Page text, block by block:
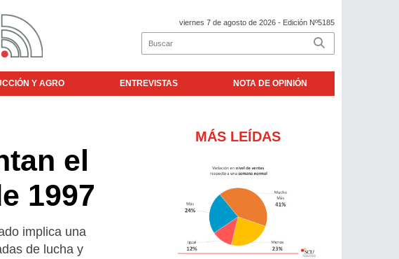
viernes 7 de agosto de 2026 - Edición Nº5185
Y AGRO ENTREVISTAS NOTA DE OPINIÓN
el
1997
implica una
de lucha y
MÁS LEÍDAS